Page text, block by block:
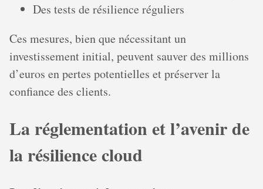
Des tests de résilience réguliers
Ces mesures, bien que nécessitant un
investissement initial, peuvent sauver des millions
d’euros en pertes potentielles et préserver la
confiance des clients.
La réglementation et l’avenir de
la résilience cloud